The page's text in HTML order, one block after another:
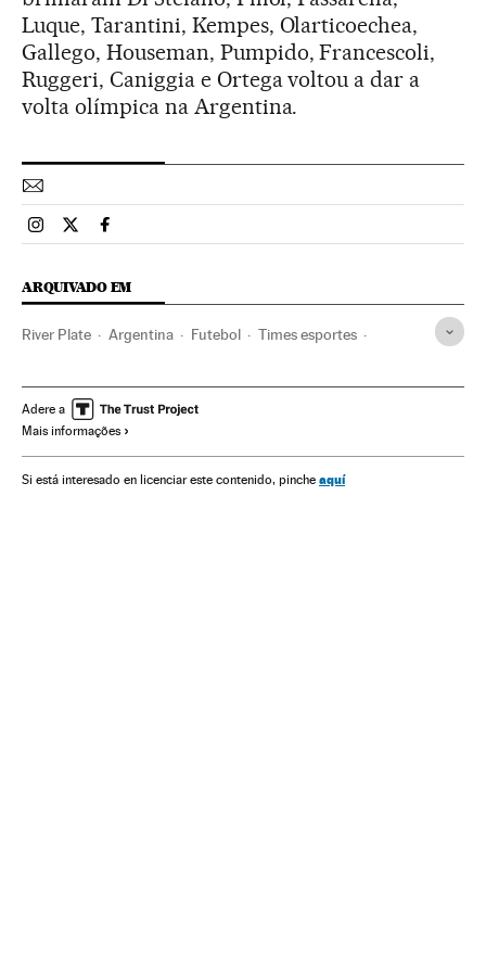
Luque, Tarantini, Kempes, Olarticoechea,
Gallego, Houseman, Pumpido, Francescoli,
Ruggeri, Caniggia e Ortega voltou a dar a
volta olímpica na Argentina.
Esportes El País Brasil en Instagram
Esportes El País Brasil en Twitter
Esportes El País Brasil en Facebook
ARQUIVADO EM
River Plate Argentina Futebol Times esportes
Adere a
Mais informações
Si está interesado en licenciar este contenido, pinche aquí